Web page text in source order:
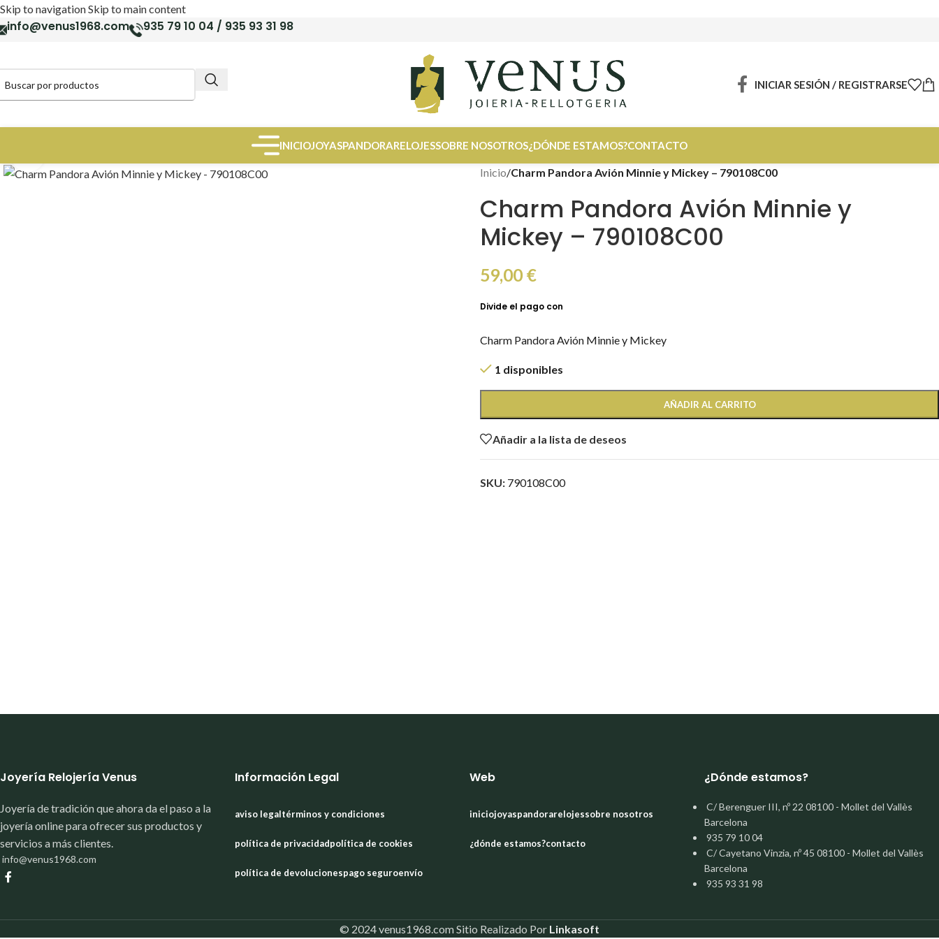
Skip to navigationSkip to main content
info@venus1968.com 935 79 10 04 / 935 93 31 98
INICIAR SESIÓN / REGISTRARSE
INICIOJOYASPANDORARELOJESSOBRE NOSOTROS¿DÓNDE ESTAMOS?CONTACTO
Inicio/Charm Pandora Avión Minnie y Mickey – 790108C00
Charm Pandora Avión Minnie y
Mickey – 790108C00
59,00 €
Charm Pandora Avión Minnie y Mickey
1 disponibles
AÑADIR AL CARRITO
Añadir a la lista de deseos
SKU: 790108C00
Joyería Relojería Venus
Joyería de tradición que ahora da el paso a la
joyería online para ofrecer sus productos y
servicios a más clientes.
info@venus1968.com
Información Legal
aviso legaltérminos y condiciones
política de privacidadpolítica de cookies
política de devolucionespago seguroenvío
Web
iniciojoyaspandorarelojessobre nosotros
¿dónde estamos?contacto
¿Dónde estamos?
C/ Berenguer III, nº 22 08100 - Mollet del Vallès
Barcelona
935 79 10 04
C/ Cayetano Vinzia, nº 45 08100 - Mollet del Vallès
Barcelona
935 93 31 98
© 2024 venus1968.com Sitio Realizado Por Linkasoft